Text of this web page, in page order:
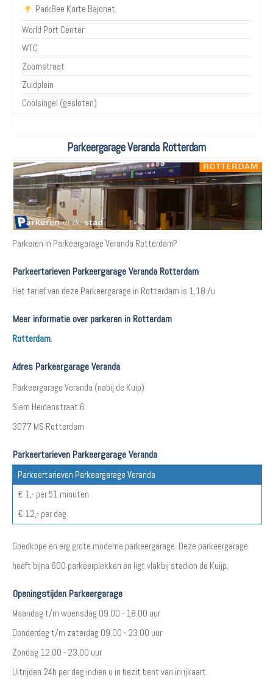
ParkBee Korte Bajonet
World Port Center
WTC
Zoomstraat
Zuidplein
Coolsingel (gesloten)
Parkeergarage Veranda Rotterdam
Parkeren in Parkeergarage Veranda Rotterdam?
Parkeertarieven Parkeergarage Veranda Rotterdam
Het tarief van deze Parkeergarage in Rotterdam is 1,18 /u
Meer informatie over parkeren in Rotterdam
Rotterdam.
Adres Parkeergarage Veranda
Parkeergarage Veranda (nabij de Kuip)
Siem Heidenstraat 6
3077 MS Rotterdam
Parkeertarieven Parkeergarage Veranda
Parkeertarieven Parkeergarage Veranda
€ 1,- per 51 minuten
€ 12,- per dag
Goedkope en erg grote moderne parkeergarage. Deze parkeergarage
heeft bijna 600 parkeerplekken en ligt vlakbij stadion de Kuijp.
Openingstijden Parkeergarage
Maandag t/m woensdag 09.00 - 18.00 uur
Donderdag t/m zaterdag 09.00 - 23.00 uur
Zondag 12.00 - 23.00 uur
Uitrijden 24h per dag indien u in bezit bent van inrijkaart.